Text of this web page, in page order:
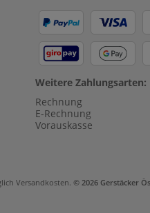
Weitere Zahlungsarten:
Rechnung
E-Rechnung
Vorauskasse
Versandkosten. © 2026 Gerstäcker